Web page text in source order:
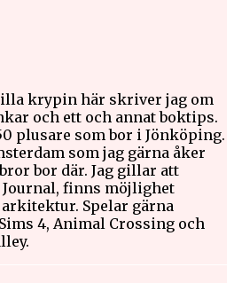
krypin här skriver jag om
och ett och annat boktips.
plusare som bor i Jönköping.
som jag gärna åker
bor där. Jag gillar att
finns möjlighet
Spelar gärna
4, Animal Crossing och